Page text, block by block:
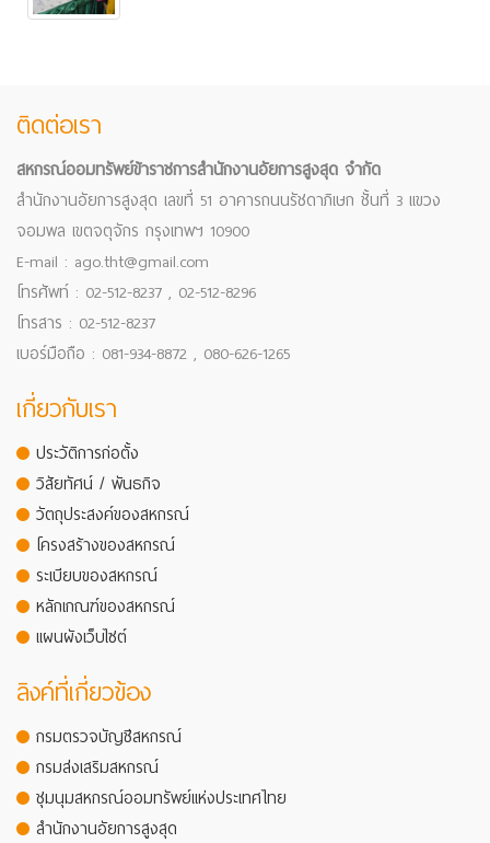
ติดต่อเรา
สหกรณ์ออมทรัพย์ข้าราชการสำนักงานอัยการสูงสุด จำกัด
สำนักงานอัยการสูงสุด เลขที่ 51 อาคารถนนรัชดาภิเษก ชั้นที่ 3 แขวง
จอมพล เขตจตุจักร กรุงเทพฯ 10900
E-mail : ago.tht@gmail.com
โทรศัพท์ : 02-512-8237 , 02-512-8296
โทรสาร : 02-512-8237
เบอร์มือถือ : 081-934-8872 , 080-626-1265
เกี่ยวกับเรา
ประวัติการก่อตั้ง
วิสัยทัศน์ / พันธกิจ
วัตถุประสงค์ของสหกรณ์
โครงสร้างของสหกรณ์
ระเบียบของสหกรณ์
หลักเกณฑ์ของสหกรณ์
แผนผังเว็บไซต์
ลิงค์ที่เกี่ยวข้อง
กรมตรวจบัญชีสหกรณ์
กรมส่งเสริมสหกรณ์
ชุมนุมสหกรณ์ออมทรัพย์แห่งประเทศไทย
สำนักงานอัยการสูงสุด